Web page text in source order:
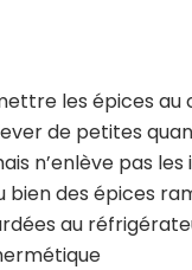
les épices
de petites
n’enlève pas
bien des épices
au